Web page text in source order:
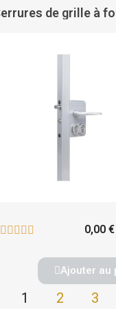
     0,00 €
Ajouter au
1 2 3